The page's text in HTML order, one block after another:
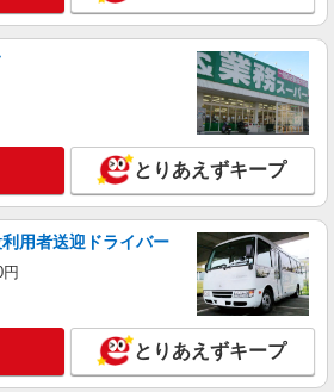
とりあえずキープ
用者送迎ドライバー
とりあえずキープ